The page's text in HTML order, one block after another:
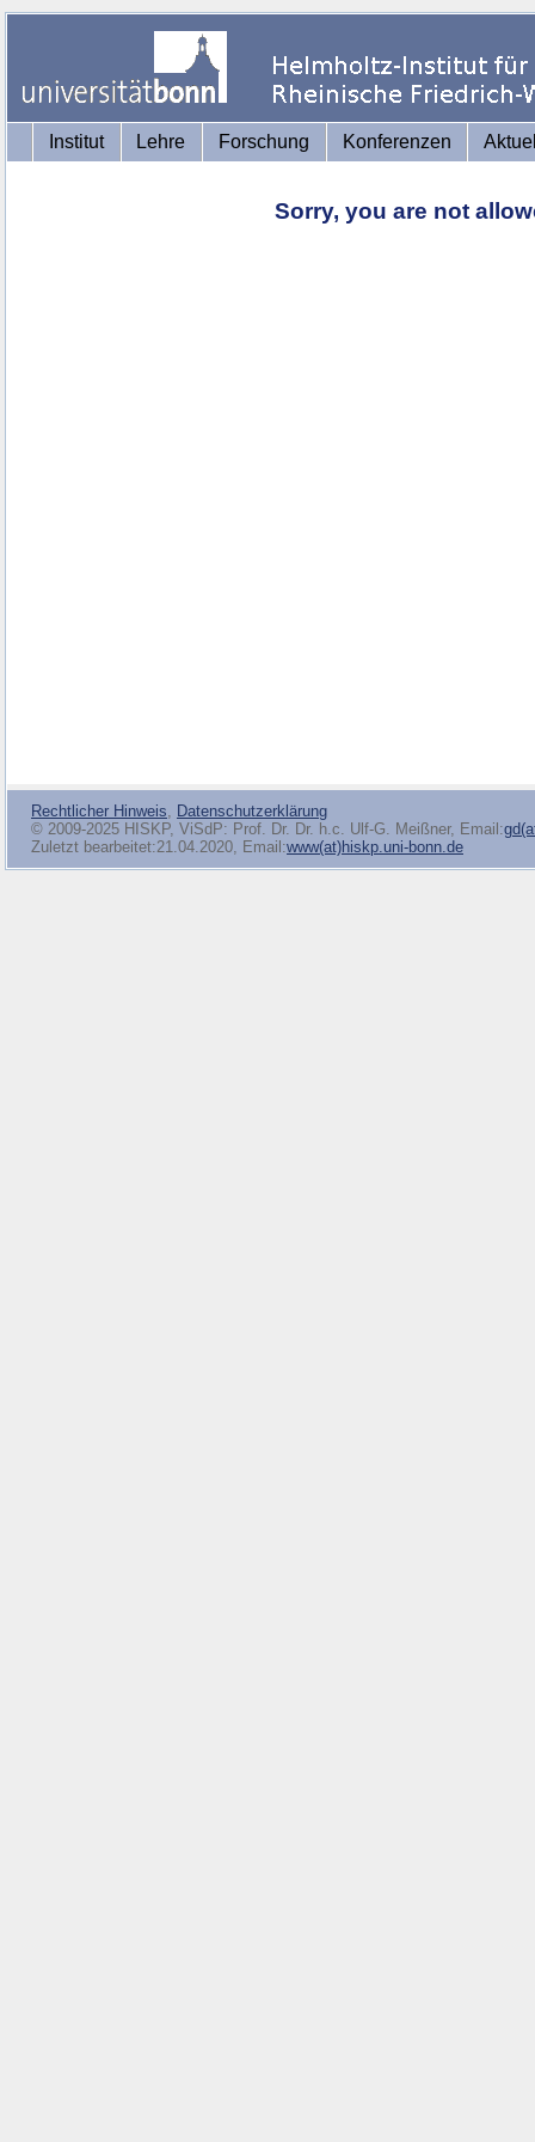
Institut Lehre Forschung Konferenzen
Sorry, you are not
Rechtlicher Hinweis, Datenschutzerklärung
© 2009-2025 HISKP, ViSdP: Prof. Dr. Dr. h.c. Ulf-G. Meißner, Email:
Zuletzt bearbeitet:21.04.2020, Email:www(at)hiskp.uni-bonn.de